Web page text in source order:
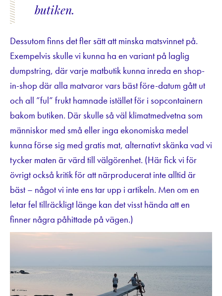
butiken.
Dessutom finns det fler sätt att minska matsvinnet på.
Exempelvis skulle vi kunna ha en variant på laglig
dumpstring, där varje matbutik kunna inreda en shop-
in-shop där alla matvaror vars bäst före-datum gått ut
och all ”ful” frukt hamnade istället för i sopcontainern
bakom butiken. Där skulle så väl klimatmedvetna som
människor med små eller inga ekonomiska medel
kunna förse sig med gratis mat, alternativt skänka vad vi
tycker maten är värd till välgörenhet. (Här fick vi för
övrigt också kritik för att närproducerat inte alltid är
bäst – något vi inte ens tar upp i artikeln. Men om en
letar fel tillräckligt länge kan det visst hända att en
finner några påhittade på vägen.)